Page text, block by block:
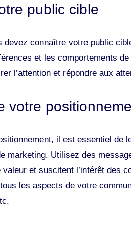
public cible
devez connaître votre public
et les comportements
l’attention et répondre aux
votre
il est essentiel de
marketing. Utilisez des
et suscitent l’intérêt des
les aspects de votre